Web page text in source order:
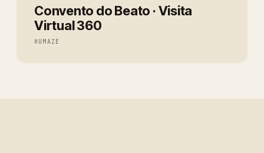
Convento do Beato · Visita
Virtual 360
HUMAZE